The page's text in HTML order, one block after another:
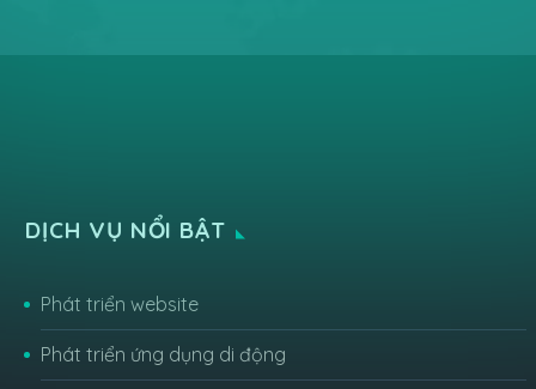
DỊCH VỤ NỔI BẬT
Phát triển website
Phát triển ứng dụng di động